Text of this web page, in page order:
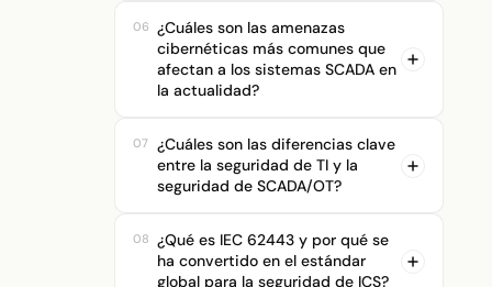
Leer más >>>
06 ¿Cuáles son las amenazas
cibernéticas más comunes que
afectan a los sistemas SCADA en
la actualidad?
07 ¿Cuáles son las diferencias clave
entre la seguridad de TI y la
seguridad de SCADA/OT?
08 ¿Qué es IEC 62443 y por qué se
ha convertido en el estándar
global para la seguridad de ICS?